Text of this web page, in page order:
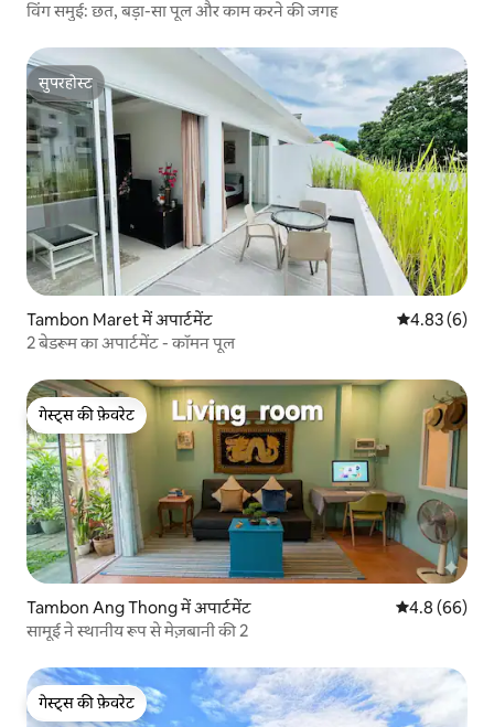
विंग समुई: छत, बड़ा-सा पूल और काम करने की जगह
सुपरहोस्ट
सुपरहोस्ट
Tambon Maret में अपार्टमेंट औसत रेटिंग 5 में
4.83 (6)
2 बेडरूम का अपार्टमेंट - कॉमन पूल
गेस्ट्स की फ़ेवरेट
गेस्ट्स की फ़ेवरेट
Tambon Ang Thong में अपार्टमेंट औसत रेटिंग 5 में
4.8 (66)
सामूई ने स्थानीय रूप से मेज़बानी की 2
गेस्ट्स की फ़ेवरेट
गेस्ट्स की फ़ेवरेट